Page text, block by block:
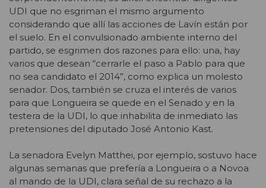
UDI que no esgriman el mismo argumento
considerando que allí las acciones de Lavín están por
el suelo. En el convulsionado ambiente interno del
partido, se esgrimen dos razones para ello: una, hay
varios que desean “cerrarle el paso a Pablo para que
no sea candidato el 2014”, como explica un molesto
senador. Dos, también se cruza el interés de varios
para que Longueira se quede en el Senado y en la
testera de la UDI, lo que inhabilita de inmediato las
pretensiones del diputado José Antonio Kast.
La senadora Evelyn Matthei, por ejemplo, sostuvo hace
algunas semanas que prefería a Longueira o a Novoa
al mando de la UDI, clara señal de su rechazo a la